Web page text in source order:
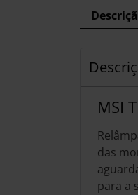
MSI
das
para a